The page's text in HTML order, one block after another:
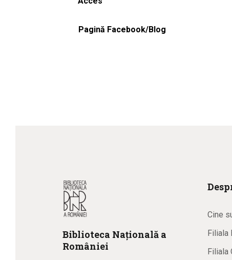
Pagină Facebook/Blog
Biblioteca Națională a
României
Cine
Filiala
Filiala